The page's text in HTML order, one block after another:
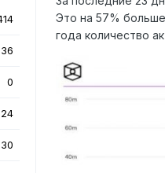
0
30
Это на 57%
года количество